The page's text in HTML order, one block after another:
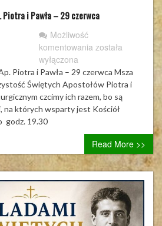
Piotra i Pawła – 29 czerwca
Możliwość
komentowania Uroczystość
Ap.
Piotra
i
Pawła
29
czerwca
została
wyłączona
Piotra i Pawła – 29 czerwca Msza
Świętych Apostołów Piotra i
czcimy ich razem, bo są
na których wsparty jest Kościół
godz. 19.30
Read More >>